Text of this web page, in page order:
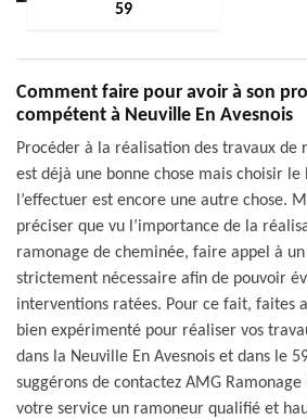
59
Comment faire pour avoir à son
compétent à Neuville En Avesnois
Procéder à la réalisation des travaux de
est déjà une bonne chose mais choisir
l’effectuer est encore une autre chose.
préciser que vu l’importance de la
ramonage de cheminée, faire appel à
strictement nécessaire afin de pouvoir
interventions ratées. Pour ce fait, faites
bien expérimenté pour réaliser vos
dans la Neuville En Avesnois et dans le
suggérons de contactez AMG
votre service un ramoneur qualifié et